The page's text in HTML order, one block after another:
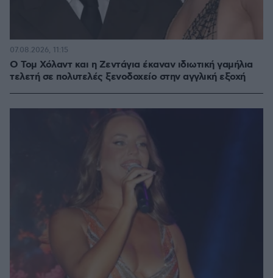
O Τομ Χόλαντ και η Ζεντάγια έκαναν ιδιωτική γαμήλια
τελετή σε πολυτελές ξενοδοχείο στην αγγλική εξοχή
07.08.2026, 11:15